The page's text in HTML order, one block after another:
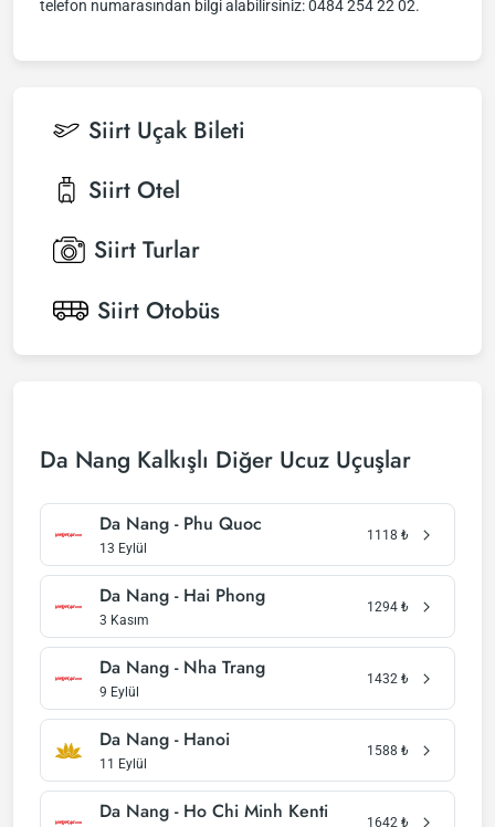
telefon numarasından bilgi alabilirsiniz: 0484 254 22 02.
Siirt Uçak Bileti
Siirt Otel
Siirt Turlar
Siirt Otobüs
Da Nang Kalkışlı Diğer Ucuz Uçuşlar
Da Nang - Phu Quoc
13 Eylül
1118 ₺
Da Nang - Hai Phong
3 Kasım
1294 ₺
Da Nang - Nha Trang
9 Eylül
1432 ₺
Da Nang - Hanoi
11 Eylül
1588 ₺
Da Nang - Ho Chi Minh Kenti 1642 ₺